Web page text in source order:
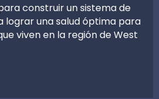
construir un sistema de
lograr una salud óptima para
viven en la región de West